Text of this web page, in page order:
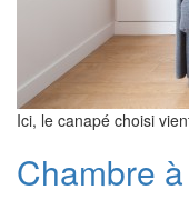
Ici, le canapé choisi
Chambre